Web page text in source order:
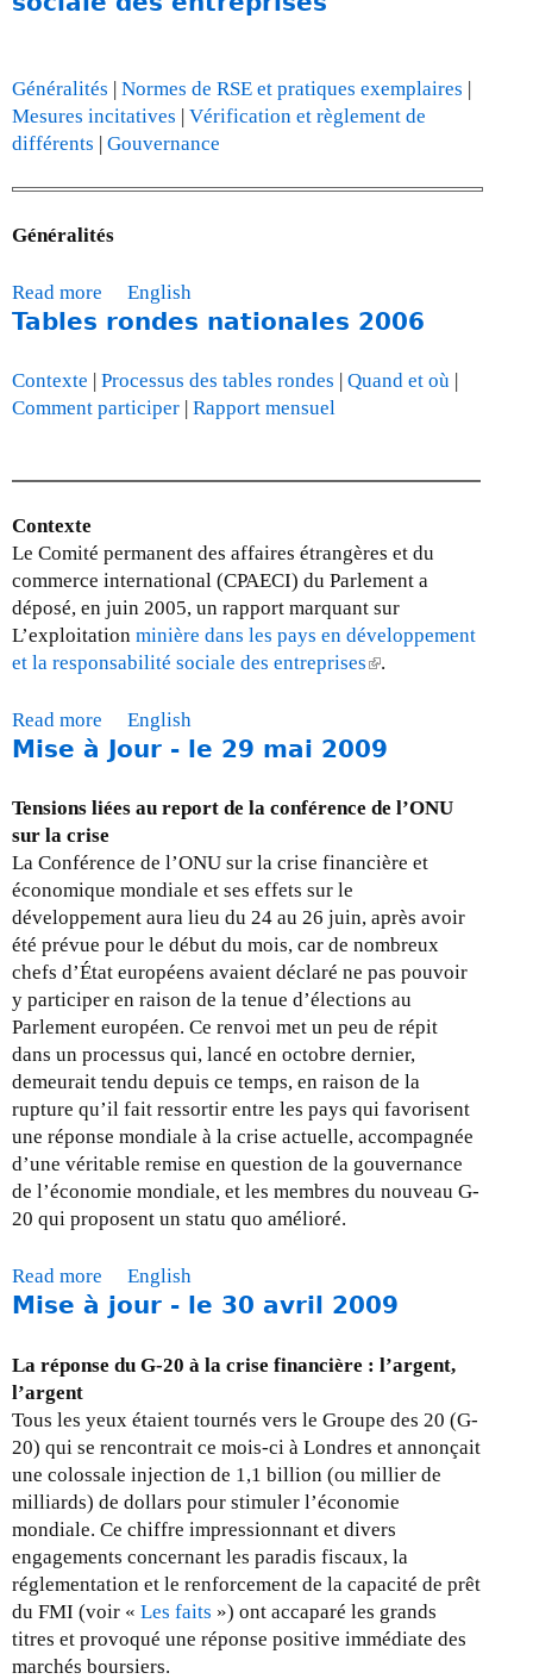
0
s
e
à
j
u
l
3
0
t
r
e
2
Généralités | Normes de RSE et pratiques exemplaires |
Mesures incitatives | Vérification et règlement de
différents | Gouvernance
Généralités
Read more
b
u
t
s
u
r
c
e
s
e
i
n
d
u
s
t
r
i
e
s
e
x
t
r
a
c
v
s
t
l
a
r
e
s
p
o
n
s
English
Tables rondes nationales 2006
Contexte Processus des tables rondes Quand et où
Comment participer Rapport mensuel
Contexte
Le Comité permanent des affaires étrangères et du
commerce international (CPAECI) du Parlement a
déposé, en juin 2005, un rapport marquant sur
L’exploitation minière dans les pays en développement
et la responsabilité sociale des entreprises(
n
e
e
r
n
a
l
)
.
Read more
b
u
t
T
a
b
l
e
s
r
o
n
d
e
s
n
a
o
n
l
s
2
0
0
6
English
Mise à Jour - le 29 mai 2009
Tensions liées au report de la conférence de l’ONU
sur la crise
La Conférence de l’ONU sur la crise financière et
économique mondiale et ses effets sur le
développement aura lieu du 24 au 26 juin, après avoir
été prévue pour le début du mois, car de nombreux
chefs d’État européens avaient déclaré ne pas pouvoir
y participer en raison de la tenue d’élections au
Parlement européen. Ce renvoi met un peu de répit
dans un processus qui, lancé en octobre dernier,
demeurait tendu depuis ce temps, en raison de la
rupture qu’il fait ressortir entre les pays qui favorisent
une réponse mondiale à la crise actuelle, accompagnée
d’une véritable remise en question de la gouvernance
de l’économie mondiale, et les membres du nouveau G-
20 qui proposent un statu quo amélioré.
Read more
b
u
M
i
s
e
à
J
o
u
r
-
English
Mise à jour - le 30 avril 2009
La réponse du G-20 à la crise financière : l’argent,
l’argent
Tous les yeux étaient tournés vers le Groupe des 20 (G-
20) qui se rencontrait ce mois-ci à Londres et annonçait
une colossale injection de 1,1 billion (ou millier de
milliards) de dollars pour stimuler l’économie
mondiale. Ce chiffre impressionnant et divers
engagements concernant les paradis fiscaux, la
réglementation et le renforcement de la capacité de prêt
du FMI (voir « Les faits ») ont accaparé les grands
titres et provoqué une réponse positive immédiate des
marchés boursiers.